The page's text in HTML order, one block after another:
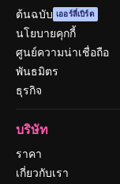
ต้นฉบับ เออร์ลี่เบิร์ด
นโยบายคุกกี้
ศูนย์ความน่าเชื่อถือ
พันธมิตร
ธุรกิจ
บริษัท
ราคา
เกี่ยวกับเรา